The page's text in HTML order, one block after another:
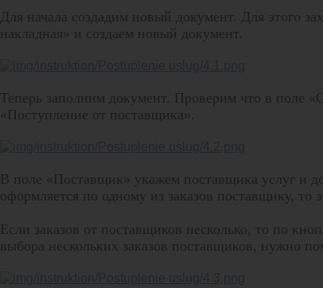
Для начала создадим новый документ. Для этого
накладная» и создаем новый документ.
Теперь заполним документ. Проверим что в поле
«Поступление от поставщика».
В поле «Поставщик» укажем поставщика услуг и
оформляется по одному из заказов поставщику, то
Если заказов от поставщиков несколько, то по
выбора нескольких заказов поставщиков, нужно